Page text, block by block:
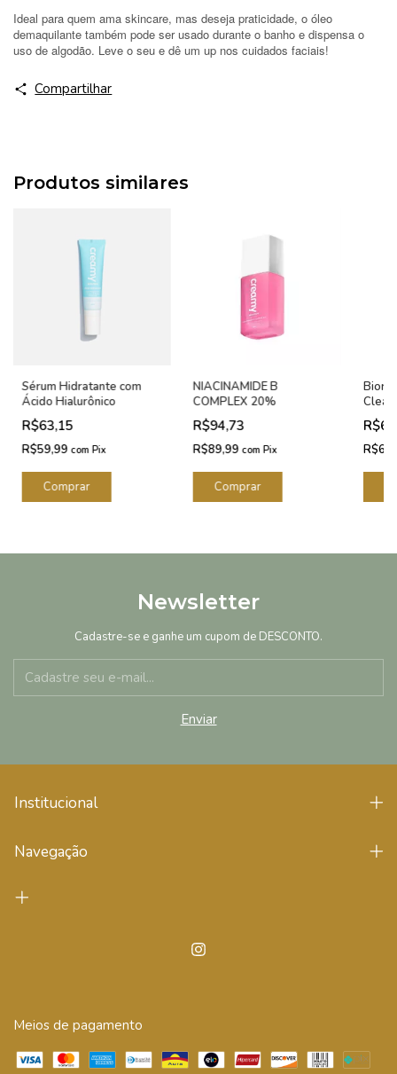
Ideal para quem ama skincare, mas deseja praticidade, o óleo
demaquilante também pode ser usado durante o banho e dispensa o
uso de algodão. Leve o seu e dê um up nos cuidados faciais!
Compartilhar
Produtos similares
Sérum Hidratante com
Ácido Hialurônico
R$63,15
R$59,99 com Pix
NIACINAMIDE B
COMPLEX 20%
R$94,73
R$89,99 com Pix
Bioré
Newsletter
Cadastre-se e ganhe um cupom de DESCONTO.
Institucional
Navegação
Meios de pagamento